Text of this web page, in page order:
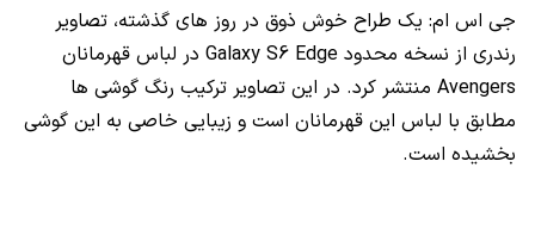
جی اس ام: یک طراح خوش ذوق در روز های گذشته، تصاویر
رندری از نسخه محدود Galaxy S6 Edge در لباس قهرمانان
Avengers منتشر کرد. در این تصاویر ترکیب رنگ گوشی ها
مطابق با لباس این قهرمانان است و زیبایی خاصی به این گوشی
بخشیده است.